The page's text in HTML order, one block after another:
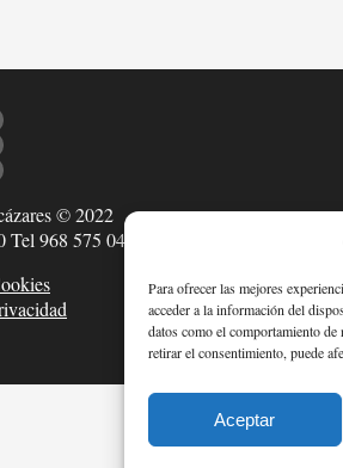
Para ofrecer las mejores
acceder a la información del
datos como el comportamiento
retirar el consentimiento, puede
Aceptar
© 2022
968 575 047